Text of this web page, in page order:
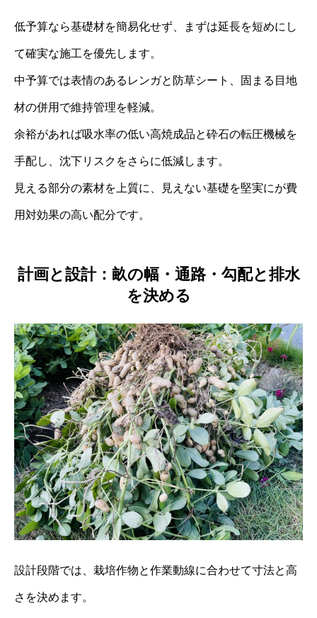
低予算なら基礎材を簡易化せず、まずは延長を短めにし
て確実な施工を優先します。
中予算では表情のあるレンガと防草シート、固まる目地
材の併用で維持管理を軽減。
余裕があれば吸水率の低い高焼成品と砕石の転圧機械を
手配し、沈下リスクをさらに低減します。
見える部分の素材を上質に、見えない基礎を堅実にが費
用対効果の高い配分です。
計画と設計：畝の幅・通路・勾配と排水
を決める
設計段階では、栽培作物と作業動線に合わせて寸法と高
さを決めます。